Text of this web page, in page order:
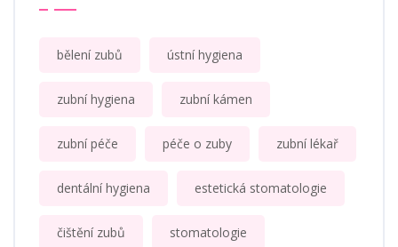
bělení zubů ústní hygiena
zubní hygiena zubní kámen
zubní péče péče o zuby zubní lékař
dentální hygiena estetická stomatologie
čištění zubů stomatologie